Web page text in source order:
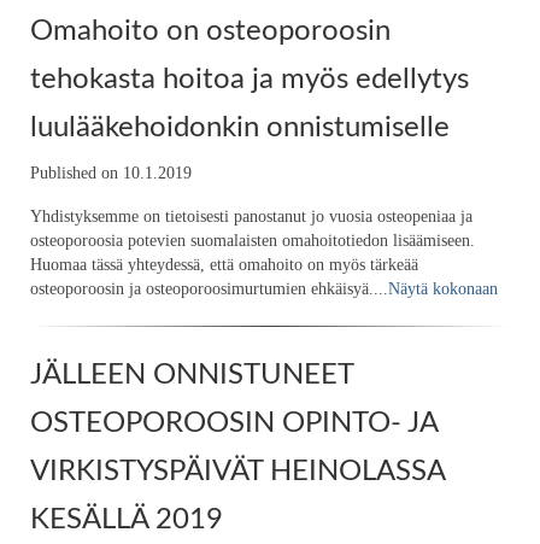
Omahoito on osteoporoosin
tehokasta hoitoa ja myös edellytys
luulääkehoidonkin onnistumiselle
Published on 10.1.2019
Yhdistyksemme on tietoisesti panostanut jo vuosia osteopeniaa ja
osteoporoosia potevien suomalaisten omahoitotiedon lisäämiseen.
Huomaa tässä yhteydessä, että omahoito on myös tärkeää
osteoporoosin ja osteoporoosimurtumien ehkäisyä.... Näytä kokonaan
JÄLLEEN ONNISTUNEET
OSTEOPOROOSIN OPINTO- JA
VIRKISTYSPÄIVÄT HEINOLASSA
KESÄLLÄ 2019